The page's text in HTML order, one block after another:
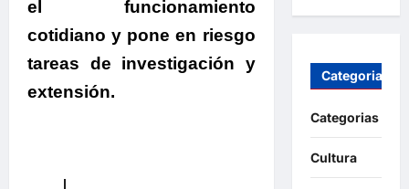
el funcionamiento
cotidiano y pone en riesgo
tareas de investigación y
extensión.
Categorias
Categorias
Cultura